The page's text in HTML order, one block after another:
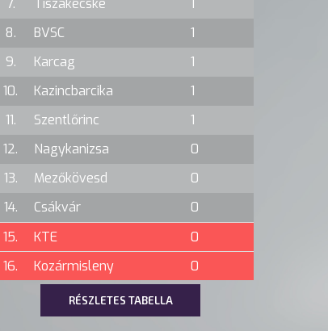
7.
Tiszakécske
1
8.
BVSC
1
9.
Karcag
1
10.
Kazincbarcika
1
11.
Szentlőrinc
1
12.
Nagykanizsa
0
13.
Mezőkövesd
0
14.
Csákvár
0
15.
KTE
0
16.
Kozármisleny 0
RÉSZLETES TABELLA